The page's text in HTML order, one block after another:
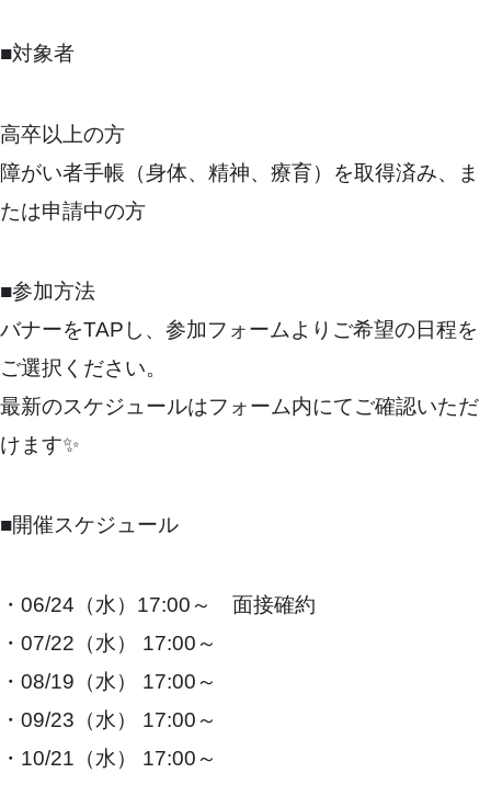
■対象者
高卒以上の方
障がい者手帳（身体、精神、療育）を取得済み、ま
たは申請中の方
■参加方法
バナーをTAPし、参加フォームよりご希望の日程を
ご選択ください。
最新のスケジュールはフォーム内にてご確認いただ
けます✨
■開催スケジュール
・06/24（水）17:00～ 面接確約
・07/22（水） 17:00～
・08/19（水） 17:00～
・09/23（水） 17:00～
・10/21（水） 17:00～